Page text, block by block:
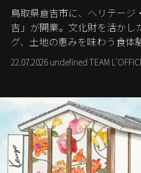
鳥取県倉吉市に、ヘリテージ
吉」が開業。文化財を活かし
グ、土地の恵みを味わう食体
ちに深く滞在する旅を提案す
22.07.2026 undefined TEAM